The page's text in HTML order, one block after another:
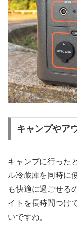
キャンプやア
キャンプに行った
ル冷蔵庫を同時に
も快適に過ごせる
イトを長時間つけ
いですね。